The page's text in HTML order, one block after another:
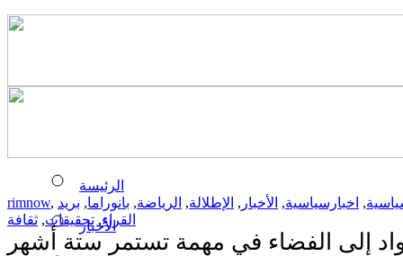
الرئيسة
الأخبار
rimnow, , اخبارسياسية, الأخبار , الإطلالة, الرياضة, بانوراما, بريد
القراء, تحقيقات, ثقافة